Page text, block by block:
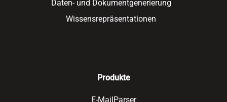
Daten- und Dokumentgenerierung
Wissensrepräsentationen
Produkte
E-MailParser